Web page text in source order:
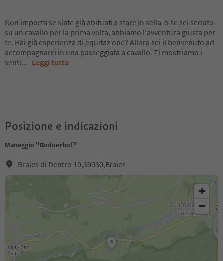
Non importa se siate già abituati a stare in sella o se sei seduto
su un cavallo per la prima volta, abbiamo l'avventura giusta per
te. Hai già esperienza di equitazione? Allora sei il benvenuto ad
accompagnarci in una passeggiata a cavallo. Ti mostriamo i
senti... Leggi tutto
Posizione e indicazioni
Maneggio "Bodnerhof"
Braies di Dentro 10,39030,Braies
+
−